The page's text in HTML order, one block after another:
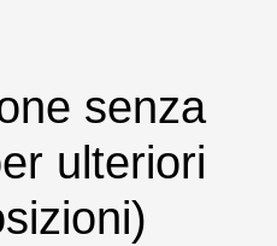
senza
ulteriori